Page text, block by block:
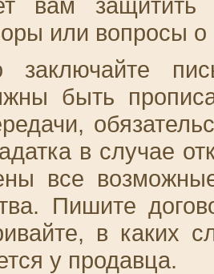
или вопросы о
заключайте
быть
в случае
все
Пишите
в каких
у продавца.